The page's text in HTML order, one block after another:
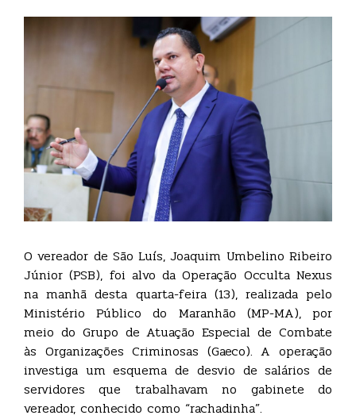
O vereador de São Luís, Joaquim Umbelino Ribeiro
Júnior (PSB), foi alvo da Operação Occulta Nexus
na manhã desta quarta-feira (13), realizada pelo
Ministério Público do Maranhão (MP-MA), por
meio do Grupo de Atuação Especial de Combate
às Organizações Criminosas (Gaeco). A operação
investiga um esquema de desvio de salários de
servidores que trabalhavam no gabinete do
vereador, conhecido como “rachadinha”.